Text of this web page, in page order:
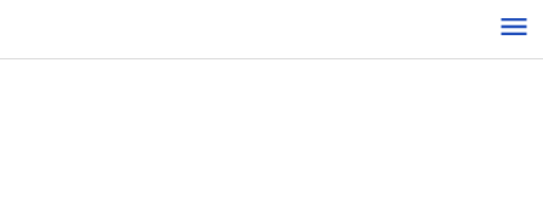
konten